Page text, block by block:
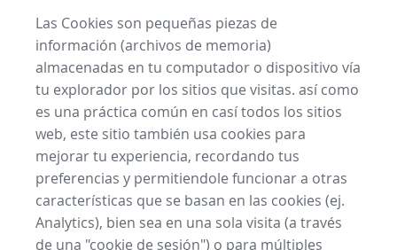
Las Cookies son pequeñas piezas de
información (archivos de memoria)
almacenadas en tu computador o dispositivo vía
tu explorador por los sitios que visitas. así como
es una práctica común en casí todos los sitios
web, este sitio también usa cookies para
mejorar tu experiencia, recordando tus
preferencias y permitiendole funcionar a otras
características que se basan en las cookies (ej.
Analytics), bien sea en una sola visita (a través
de una "cookie de sesión") o para múltiples